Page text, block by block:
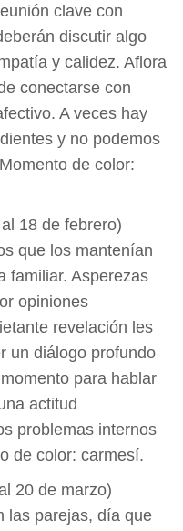
clave con
discutir algo
y calidez. Aflora
conectarse con
A veces hay
y no podemos
de color:
18 de febrero)
que los mantenían
familiar. Asperezas
opiniones
revelación les
un diálogo profundo
para hablar
actitud
problemas internos
de color: carmesí.
20 de marzo)
las parejas, día que